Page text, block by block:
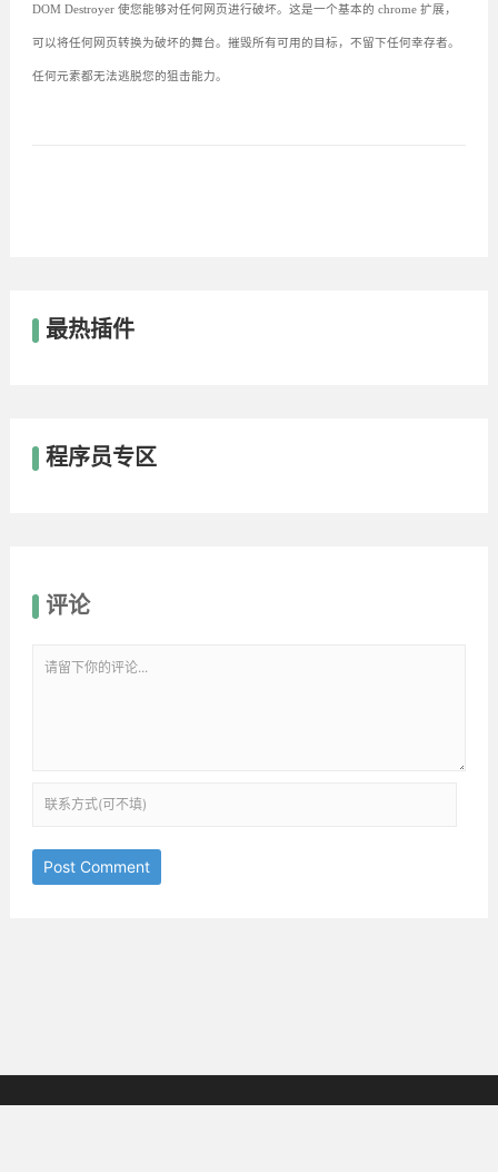
DOM Destroyer 使您能够对任何网页进行破坏。这是一个基本的 chrome 扩展，
可以将任何网页转换为破坏的舞台。摧毁所有可用的目标，不留下任何幸存者。
任何元素都无法逃脱您的狙击能力。
最热插件
程序员专区
评论
Post Comment